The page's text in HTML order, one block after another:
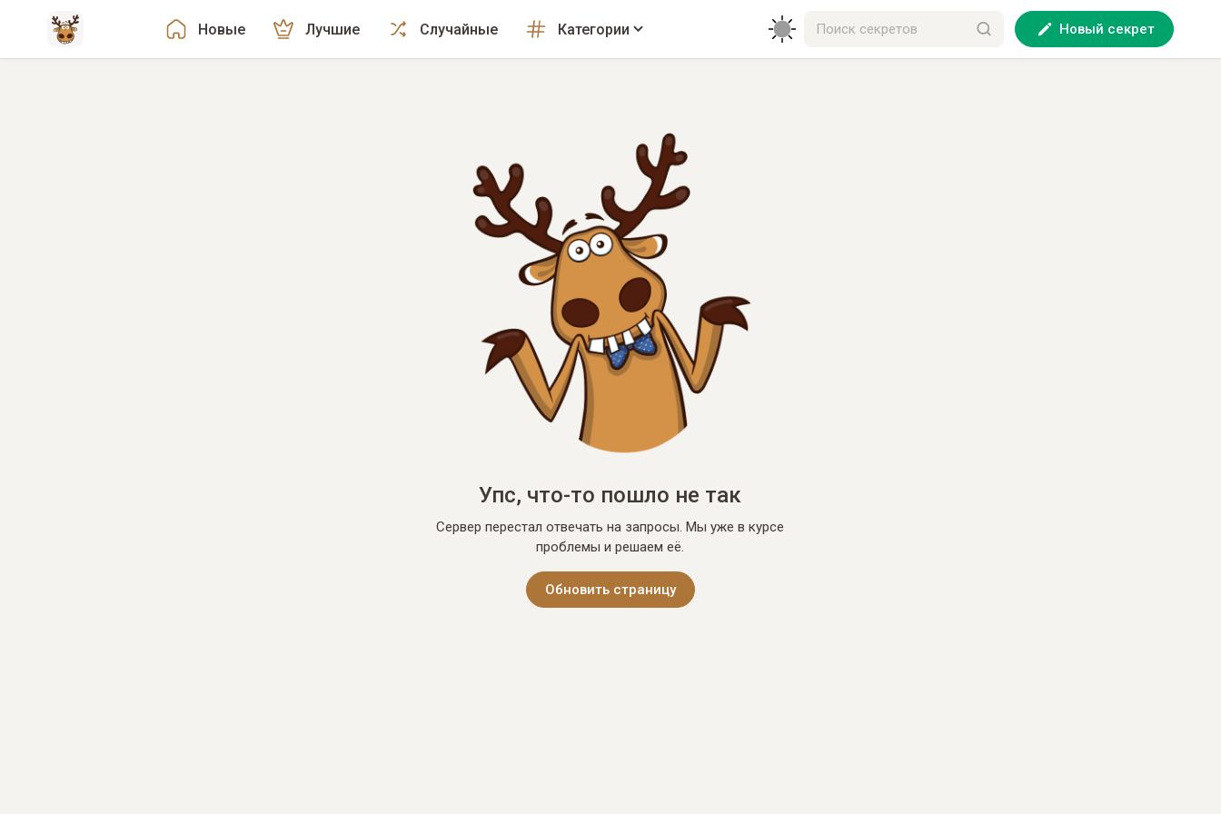
Новые Лучшие Случайные Категории Новый секрет
Упс, что-то пошло не так
Сервер перестал отвечать на запросы. Мы уже в курсе
проблемы и решаем её.
Обновить страницу